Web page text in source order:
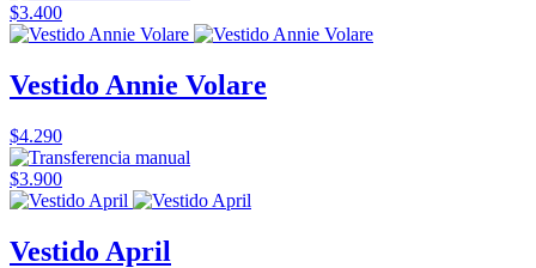
$3.400
Vestido Annie Volare
$4.290
$3.900
Vestido April